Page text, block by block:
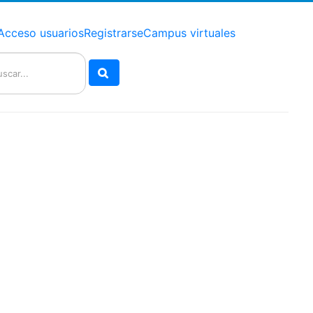
usuariosRegistrarseCampus virtuales